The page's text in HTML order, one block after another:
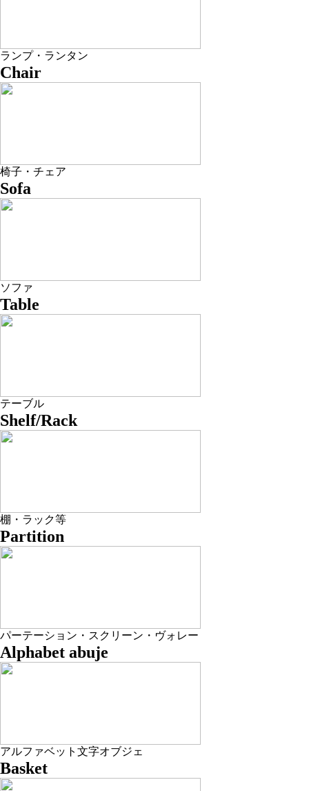
ランプ・ランタン
Chair
椅子・チェア
Sofa
ソファ
Table
テーブル
Shelf/Rack
棚・ラック等
Partition
パーテーション・スクリーン・ヴォレー
Alphabet abuje
アルファベット文字オブジェ
Basket